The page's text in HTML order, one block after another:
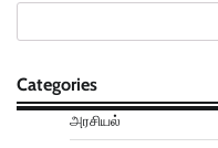
Categories
அரசியல்